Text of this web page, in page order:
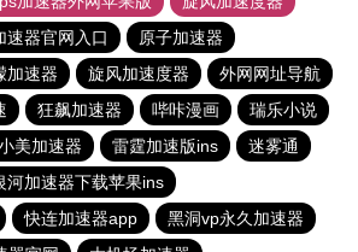
速器官网入口
原子加速器
加速器 旋风加速度器
外网网址导航
狂飙加速器 哔咔漫画
瑞乐小说
美加速器 雷霆加速版ins
迷雾通
河加速器下载苹果ins
快连加速器app
黑洞vp永久加速器